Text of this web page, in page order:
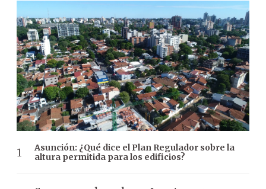
Asunción: ¿Qué dice el Plan Regulador sobre la
altura permitida para los edificios?